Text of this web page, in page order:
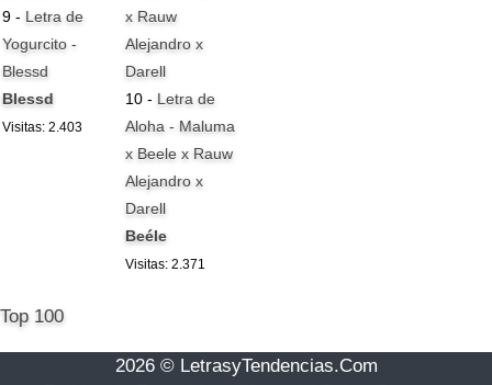
9 - Letra de
Yogurcito -
Blessd
Blessd
Visitas: 2.403
10 - Letra de
Aloha - Maluma
x Beele x Rauw
Alejandro x
Darell
Beéle
Visitas: 2.371
Top 100
2026 © LetrasyTendencias.Com